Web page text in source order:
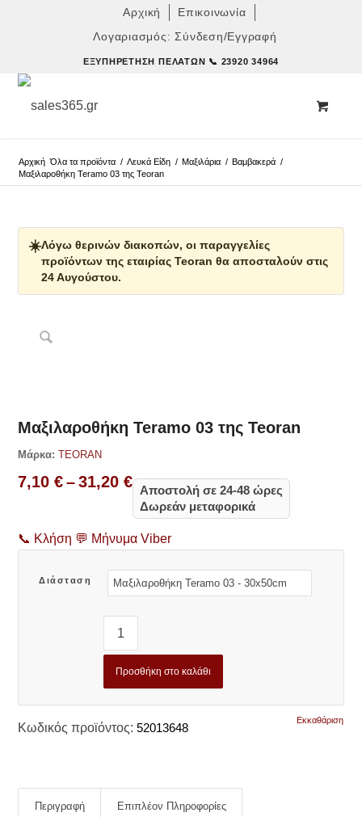
Αρχική
Επικοινωνία
Λογαριασμός: Σύνδεση/Εγγραφή
ΕΞΥΠΗΡΈΤΗΣΗ ΠΕΛΑΤΏΝ 📞 23920 34964
Αρχική Όλα τα προϊόντα / Λευκά Είδη / Μαξιλάρια / Βαμβακερά /
Μαξιλαροθήκη Teramo 03 της Teoran
☀️Λόγω θερινών διακοπών, οι παραγγελίες
προϊόντων της εταιρίας Teoran θα αποσταλούν στις
24 Αυγούστου.
Μαξιλαροθήκη Teramo 03 της Teoran
Μάρκα: TEORAN
7,10€ – 31,20€Price
range:
7,10 €
through
Αποστολή σε 24-48 ώρες
Δωρεάν μεταφορικά
📞 Κλήση 💬 Μήνυμα Viber
Διάσταση
Εκκαθάριση
Προσθήκη στο καλάθι
Κωδικός προϊόντος: 52013648
Περιγραφή Επιπλέον Πληροφορίες